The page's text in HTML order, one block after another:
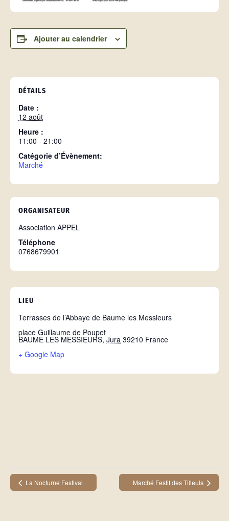
Ajouter au calendrier
DÉTAILS
Date :
12 août
Heure :
11:00 - 21:00
Catégorie d’Évènement:
Marché
ORGANISATEUR
Association APPEL
Téléphone
0768679901
LIEU
Terrasses de l’Abbaye de Baume les Messieurs
place Guillaume de Poupet
BAUME LES MESSIEURS, Jura 39210 France
+ Google Map
La Nocturne Festival Marché Festif des Tilleuls